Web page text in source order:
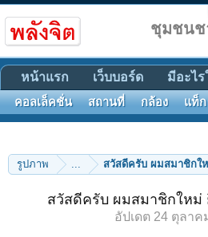
รูปภาพ ... สวัสดีครับ ผมสมาชิกใ
สวัสดีครับ ผมสมาชิกใหม่
อัปเดต 24 ตุลาค
ชุมชนช
หน้าแรก เว็บบอร์ด มีอะไ
คอลเล็คชั่น สถานที่ กล้อง แท็ก